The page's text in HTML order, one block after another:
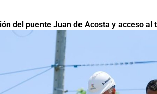
del puente Juan de Acosta y acceso al